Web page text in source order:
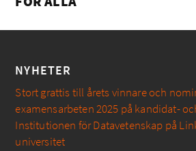
NYHETER
Stort grattis till årets vinnare och
examensarbeten 2025 på kandidat-
Institutionen för Datavetenskap på
universitet